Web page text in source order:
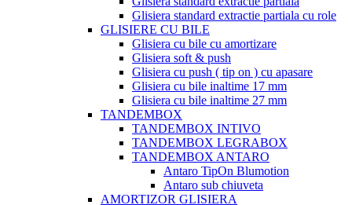
Glisiera standard extractie partiala cu role
GLISIERE CU BILE
Glisiera cu bile cu amortizare
Glisiera soft & push
Glisiera cu push ( tip on ) cu apasare
Glisiera cu bile inaltime 17 mm
Glisiera cu bile inaltime 27 mm
TANDEMBOX
TANDEMBOX INTIVO
TANDEMBOX LEGRABOX
TANDEMBOX ANTARO
Antaro TipOn Blumotion
Antaro sub chiuveta
AMORTIZOR GLISIERA